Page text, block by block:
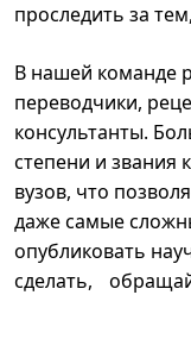
проследить за
В нашей команде
переводчики,
консультанты.
степени и звания
вузов, что
даже самые
опубликовать
сделать,